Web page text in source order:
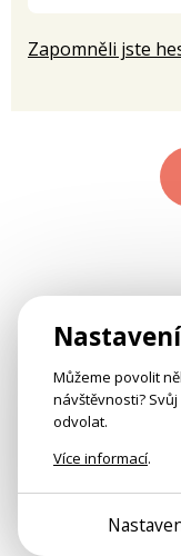
Zapomněli jste
Můžeme povolit
návštěvnosti?
odvolat.
Více informací.